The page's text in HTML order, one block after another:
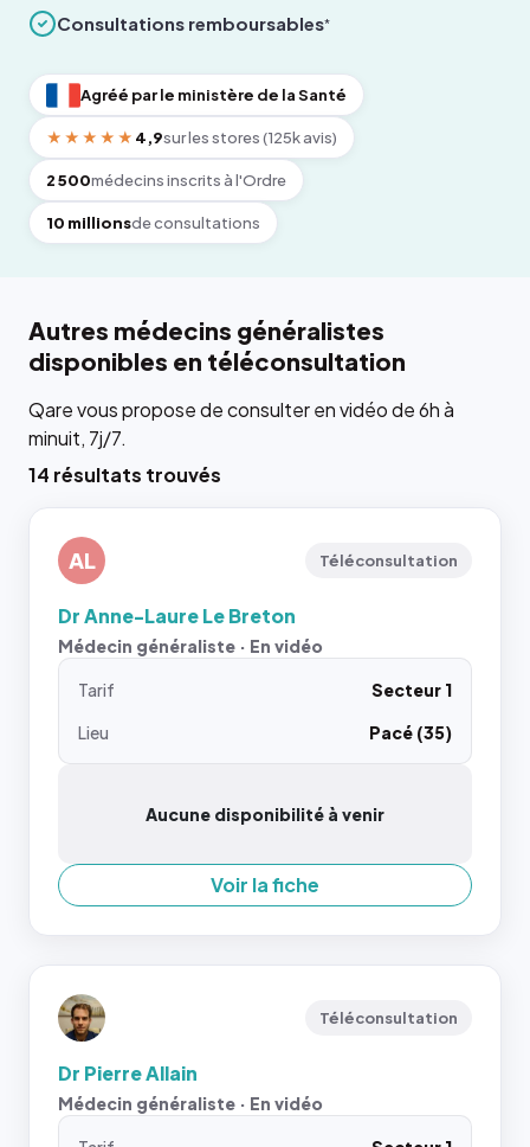
Consultations remboursables*
Agréé par le ministère de la Santé
★★★★★ 4,9sur les stores (125k avis)
2 500médecins inscrits à l'Ordre
10 millionsde consultations
Autres médecins généralistes
disponibles en téléconsultation
Qare vous propose de consulter en vidéo de 6h à
minuit, 7j/7.
14 résultats trouvés
AL Téléconsultation
Dr Anne-Laure Le Breton
Médecin généraliste · En vidéo
Tarif
Secteur 1
Lieu
Pacé (35)
Aucune disponibilité à venir
Voir la fiche
Téléconsultation
Dr Pierre Allain
Médecin généraliste · En vidéo